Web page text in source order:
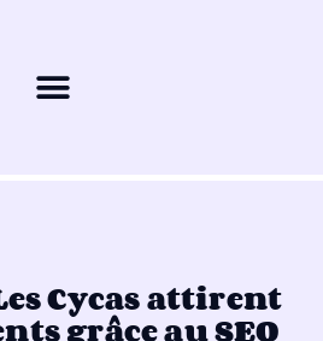
Cycas attirent
grâce au SEO